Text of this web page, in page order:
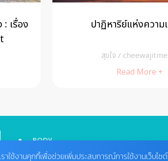
: เรื่อง
ปาฏิหาริย์แห่งความ
สุขใจ /
Read More +
BODY
ราใช้งานคุกกี้เพื่อช่วยเพิ่มประสบการณ์การใช้งานเว็บไซ